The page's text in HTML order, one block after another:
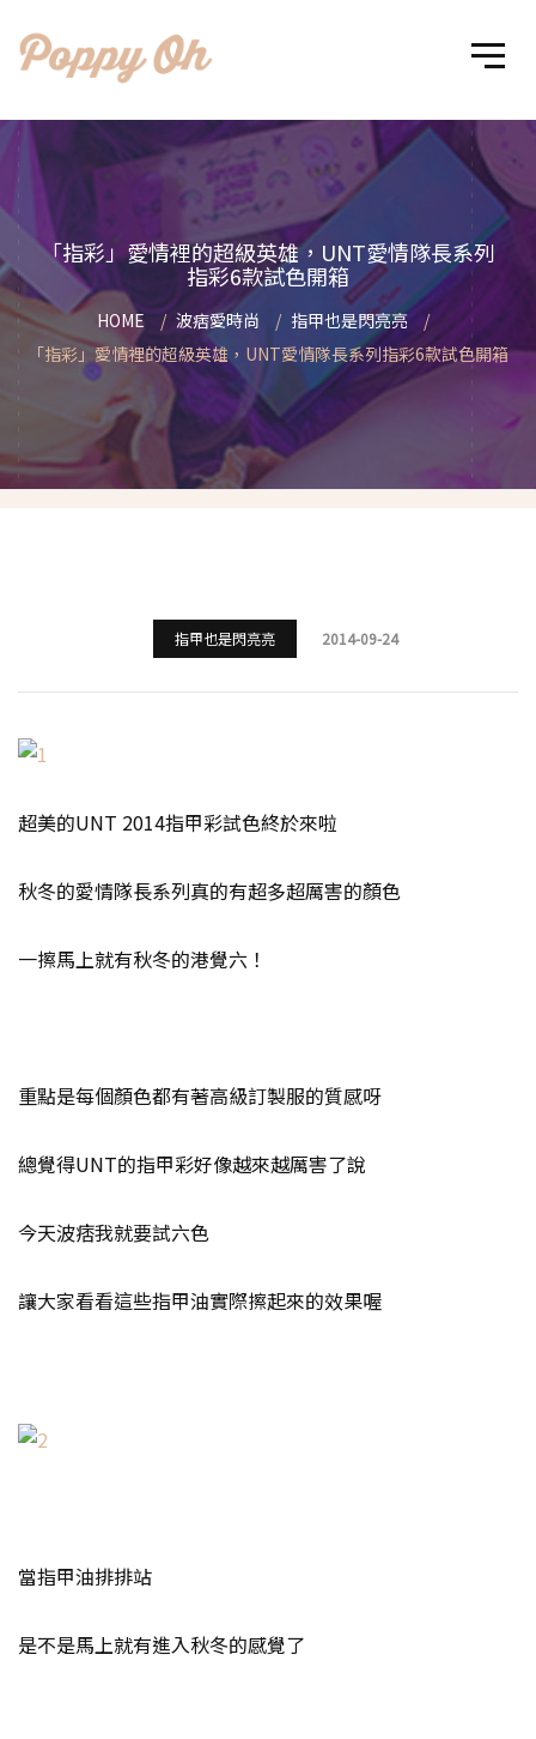
「指彩」愛情裡的超級英雄，UNT愛情隊長系列
指彩6款試色開箱
HOME 波痞愛時尚
指甲也是閃亮亮
「指彩」愛情裡的超級英雄，UNT愛情隊長系列指彩6款試色開箱
指甲也是閃亮亮 2014-09-24
超美的UNT 2014指甲彩試色終於來啦
秋冬的愛情隊長系列真的有超多超厲害的顏色
一擦馬上就有秋冬的港覺六！
重點是每個顏色都有著高級訂製服的質感呀
總覺得UNT的指甲彩好像越來越厲害了說
今天波痞我就要試六色
讓大家看看這些指甲油實際擦起來的效果喔
當指甲油排排站
是不是馬上就有進入秋冬的感覺了